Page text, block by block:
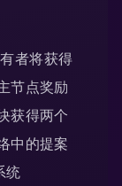
者将获得
节点奖励
获得两个
中的提案
统